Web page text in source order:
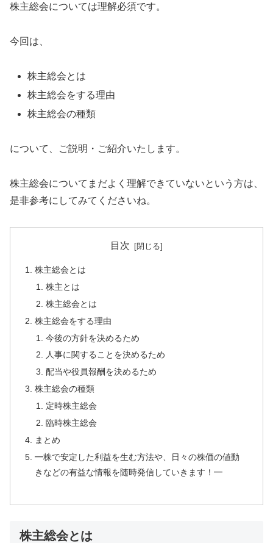
株主総会については理解必須です。
今回は、
株主総会とは
株主総会をする理由
株主総会の種類
について、ご説明・ご紹介いたします。
株主総会についてまだよく理解できていないという方は、
是非参考にしてみてくださいね。
目次
株主総会とは
株主とは
株主総会とは
株主総会をする理由
今後の方針を決めるため
人事に関することを決めるため
配当や役員報酬を決めるため
株主総会の種類
定時株主総会
臨時株主総会
まとめ
━株で安定した利益を生む方法や、日々の株価の値動
きなどの有益な情報を随時発信していきます！━
株主総会とは